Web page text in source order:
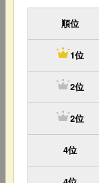
順位
1位
2位
2位
4位